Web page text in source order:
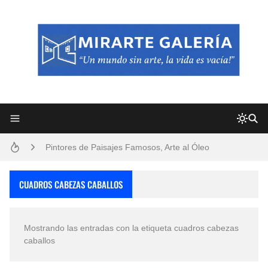
Pintores de Paisajes Famosos, Arte al Óleo
CUADROS CABEZAS CABALLOS
Mostrando las entradas con la etiqueta cuadros cabezas
caballos